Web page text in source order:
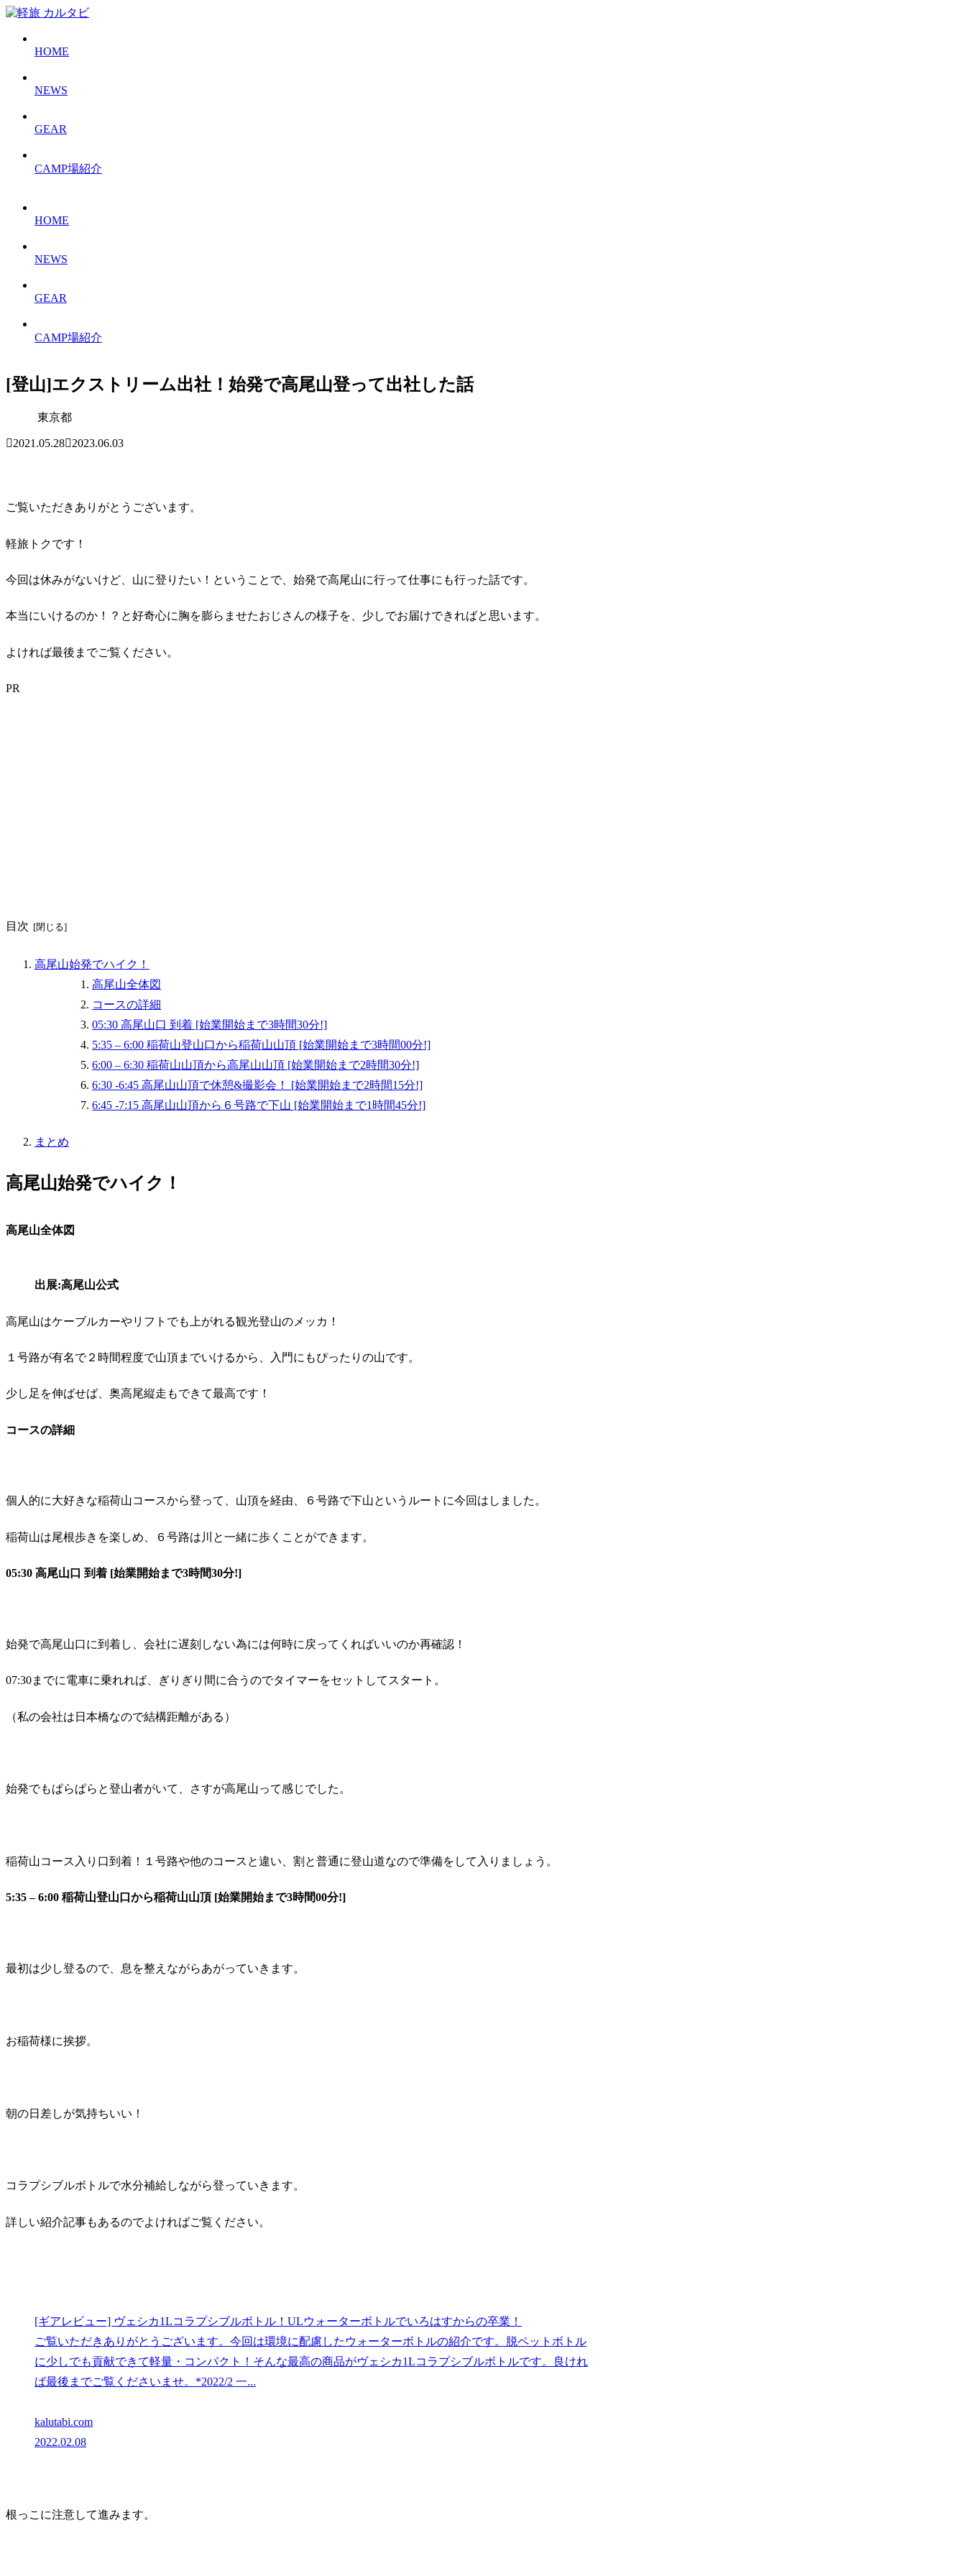
HOME
NEWS
GEAR
CAMP場紹介
HOME
NEWS
GEAR
CAMP場紹介
[登山]エクストリーム出社！始発で高尾山登って出社した話
東京都
2021.05.28 2023.06.03
ご覧いただきありがとうございます。
軽旅トクです！
今回は休みがないけど、山に登りたい！ということで、始発で高尾山に行って仕事にも行った話です。
本当にいけるのか！？と好奇心に胸を膨らませたおじさんの様子を、少しでお届けできればと思います。
よければ最後までご覧ください。
PR
目次
高尾山始発でハイク！
高尾山全体図
コースの詳細
05:30 高尾山口 到着 [始業開始まで3時間30分!]
5:35 – 6:00 稲荷山登山口から稲荷山山頂 [始業開始まで3時間00分!]
6:00 – 6:30 稲荷山山頂から高尾山山頂 [始業開始まで2時間30分!]
6:30 -6:45 高尾山山頂で休憩&撮影会！ [始業開始まで2時間15分!]
6:45 -7:15 高尾山山頂から６号路で下山 [始業開始まで1時間45分!]
まとめ
高尾山始発でハイク！
高尾山全体図
出展:高尾山公式
高尾山はケーブルカーやリフトでも上がれる観光登山のメッカ！
１号路が有名で２時間程度で山頂までいけるから、入門にもぴったりの山です。
少し足を伸ばせば、奥高尾縦走もできて最高です！
コースの詳細
個人的に大好きな稲荷山コースから登って、山頂を経由、６号路で下山というルートに今回はしました。
稲荷山は尾根歩きを楽しめ、６号路は川と一緒に歩くことができます。
05:30 高尾山口 到着 [始業開始まで3時間30分!]
始発で高尾山口に到着し、会社に遅刻しない為には何時に戻ってくればいいのか再確認！
07:30までに電車に乗れれば、ぎりぎり間に合うのでタイマーをセットしてスタート。
（私の会社は日本橋なので結構距離がある）
始発でもぱらぱらと登山者がいて、さすが高尾山って感じでした。
稲荷山コース入り口到着！１号路や他のコースと違い、割と普通に登山道なので準備をして入りましょう。
5:35 – 6:00 稲荷山登山口から稲荷山山頂 [始業開始まで3時間00分!]
最初は少し登るので、息を整えながらあがっていきます。
お稲荷様に挨拶。
朝の日差しが気持ちいい！
コラプシブルボトルで水分補給しながら登っていきます。
詳しい紹介記事もあるのでよければご覧ください。
[ギアレビュー] ヴェシカ1Lコラプシブルボトル！ULウォーターボトルでいろはすからの卒業！
ご覧いただきありがとうございます。今回は環境に配慮したウォーターボトルの紹介です。脱ペットボトル
に少しでも貢献できて軽量・コンパクト！そんな最高の商品がヴェシカ1Lコラプシブルボトルです。良けれ
ば最後までご覧くださいませ。*2022/2 一...
kalutabi.com
2022.02.08
根っこに注意して進みます。